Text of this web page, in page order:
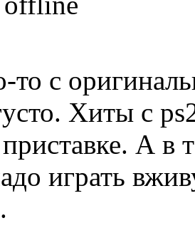
то с
Хиты с
А в
играть